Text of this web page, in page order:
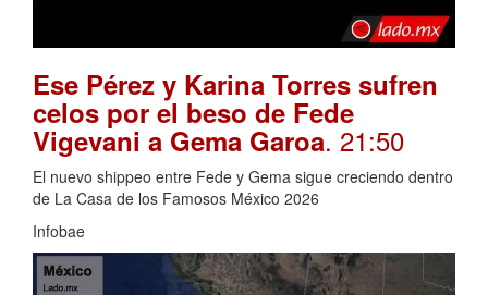
Ese Pérez y Karina Torres sufren
celos por el beso de Fede
Vigevani a Gema Garoa. 21:50
El nuevo shippeo entre Fede y Gema sigue creciendo dentro
de La Casa de los Famosos México 2026
Infobae